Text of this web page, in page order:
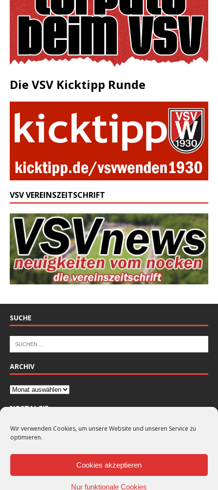
Wir verwenden Cookies, um unsere Website und unseren Service zu
optimieren.
Cookies akzeptieren
Nur funktionale Cookies
Die VSV Kicktipp Runde
VSV VEREINSZEITSCHRIFT
SUCHE
ARCHIV
NOSTALGIE